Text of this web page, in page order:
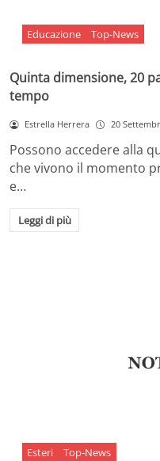
Educazione Top-News
Quinta dimensione, 20
tempo
Estrella Herrera 20
Possono accedere alla
che vivono il momento
e…
Leggi di più
Esteri Top-News